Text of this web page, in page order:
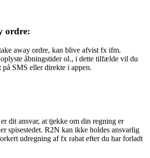
ordre:
away ordre, kan blive afvist fx ifm.
åbningstider ol., i dette tilfælde vil du
SMS eller direkte i appen.
dit ansvar, at tjekke om din regning er
spisestedet. R2N kan ikke holdes ansvarlig
udregning af fx rabat efter du har forladt